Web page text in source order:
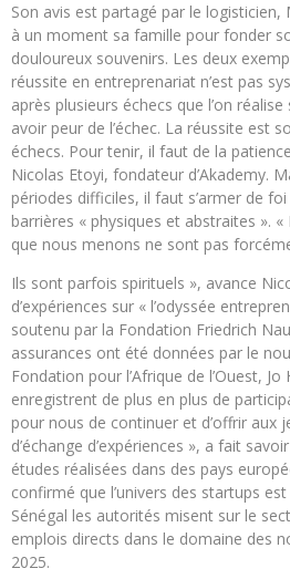
Son avis est partagé par le
à un moment sa famille pour fonder
douloureux souvenirs. Les deux
réussite en entreprenariat n’est pas
après plusieurs échecs que l’on
avoir peur de l’échec. La réussite est
échecs. Pour tenir, il faut de la
Nicolas Etoyi, fondateur d’Akademy.
périodes difficiles, il faut s’armer de
barrières « physiques et abstraites ».
que nous menons ne sont pas
Ils sont parfois spirituels », avance
d’expériences sur « l’odyssée
soutenu par la Fondation Friedrich
assurances ont été données par le
Fondation pour l’Afrique de l’Ouest,
enregistrent de plus en plus de
pour nous de continuer et d’offrir aux
d’échange d’expériences », a fait
études réalisées dans des pays
confirmé que l’univers des startups
Sénégal les autorités misent sur le
emplois directs dans le domaine des
2025.